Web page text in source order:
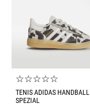
☆☆☆☆☆
TENIS ADIDAS HANDBALL
SPEZIAL